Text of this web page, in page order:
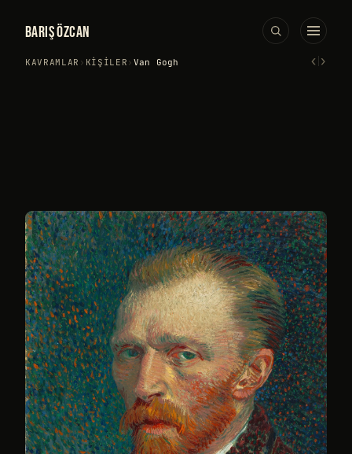
BARIŞ ÖZCAN
KAVRAMLAR › KIŞILER › Van Gogh ‹›